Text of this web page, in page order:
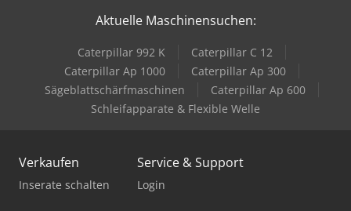
Aktuelle Maschinensuchen:
Caterpillar 992 K
Caterpillar C 12
Caterpillar Ap 1000
Caterpillar Ap 300
Sägeblattschärfmaschinen
Caterpillar Ap 600
Schleifapparate & Flexible Welle
Verkaufen
Inserate schalten
Service & Support
Login